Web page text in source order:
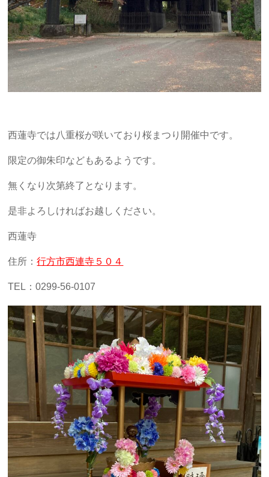
西蓮寺では八重桜が咲いており桜まつり開催中です。
限定の御朱印などもあるようです。
無くなり次第終了となります。
是非よろしければお越しください。
西蓮寺
住所：行方市西連寺５０４
TEL：0299-56-0107